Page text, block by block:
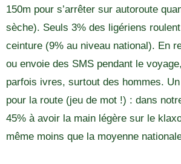
150m pour s’arrêter sur autoroute
sèche). Seuls 3% des ligériens
ceinture (9% au niveau national). En
ou envoie des SMS pendant le
parfois ivres, surtout des hommes.
pour la route (jeu de mot !) : dans
45% à avoir la main légère sur le
même moins que la moyenne